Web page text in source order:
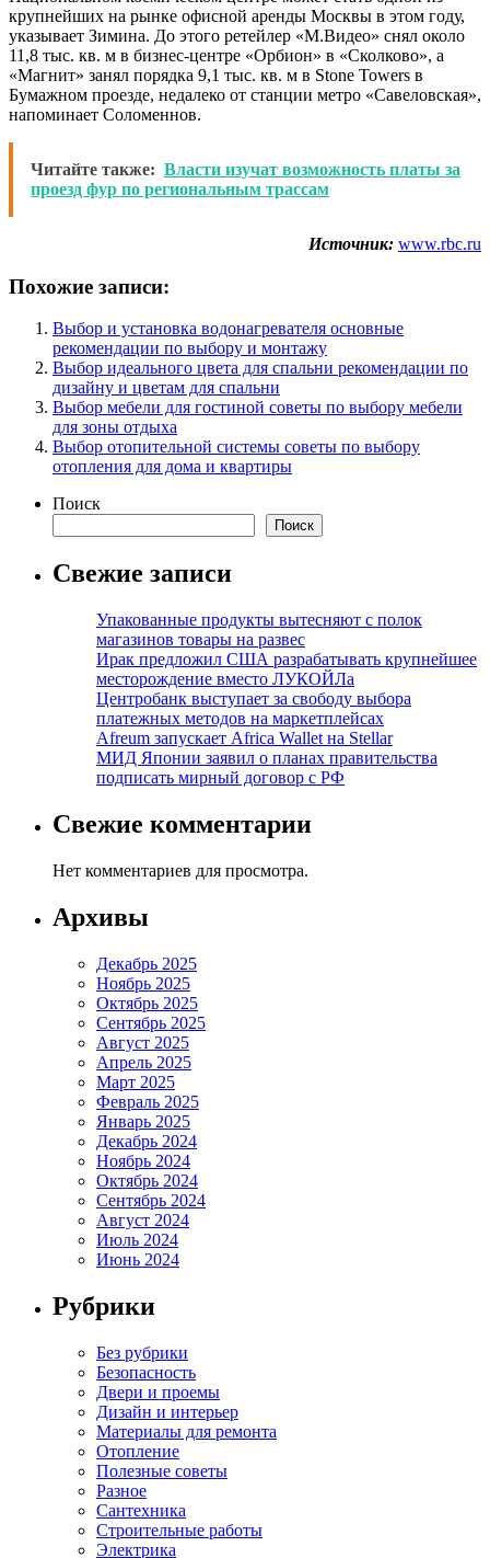
крупнейших на рынке офисной аренды Москвы в этом году,
указывает Зимина. До этого ретейлер «М.Видео» снял около
11,8 тыс. кв. м в бизнес-центре «Орбион» в «Сколково», а
«Магнит» занял порядка 9,1 тыс. кв. м в Stone Towers в
Бумажном проезде, недалеко от станции метро «Савеловская»,
напоминает Соломеннов.
Читайте также: Власти изучат возможность платы за
проезд фур по региональным трассам
Источник: www.rbc.ru
Похожие записи:
Выбор и установка водонагревателя основные
рекомендации по выбору и монтажу
Выбор идеального цвета для спальни рекомендации по
дизайну и цветам для спальни
Выбор мебели для гостиной советы по выбору мебели
для зоны отдыха
Выбор отопительной системы советы по выбору
отопления для дома и квартиры
Поиск
Поиск
Свежие записи
Упакованные продукты вытесняют с полок
магазинов товары на развес
Ирак предложил США разрабатывать крупнейшее
месторождение вместо ЛУКОЙЛа
Центробанк выступает за свободу выбора
платежных методов на маркетплейсах
Afreum запускает Africa Wallet на Stellar
МИД Японии заявил о планах правительства
подписать мирный договор с РФ
Свежие комментарии
Нет комментариев для просмотра.
Архивы
Декабрь 2025
Ноябрь 2025
Октябрь 2025
Сентябрь 2025
Август 2025
Апрель 2025
Март 2025
Февраль 2025
Январь 2025
Декабрь 2024
Ноябрь 2024
Октябрь 2024
Сентябрь 2024
Август 2024
Июль 2024
Июнь 2024
Рубрики
Без рубрики
Безопасность
Двери и проемы
Дизайн и интерьер
Материалы для ремонта
Отопление
Полезные советы
Разное
Сантехника
Строительные работы
Электрика